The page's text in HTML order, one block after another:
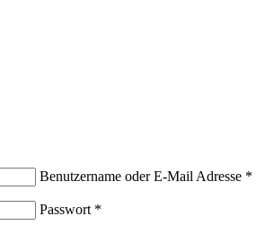
Benutzername oder E-Mail Adresse *
Passwort *